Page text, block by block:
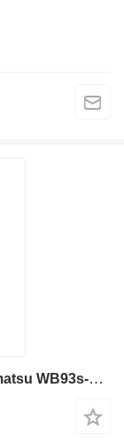
Dempfer otra pieza del motor para Komatsu WB93s-2 retroexcavadora